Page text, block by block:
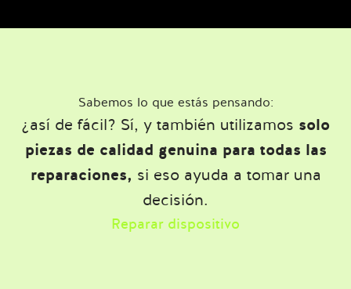
Sabemos lo que estás pensando:
¿así de fácil? Sí, y también utilizamos solo
piezas de calidad genuina para todas las
reparaciones, si eso ayuda a tomar una
decisión.
Reparar dispositivo